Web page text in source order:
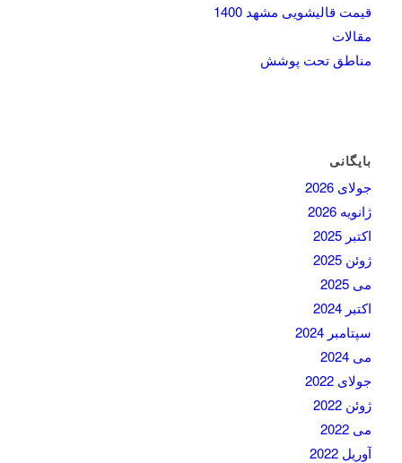
قیمت قالیشویی مشهد 1400
مقالات
مناطق تحت پوشش
بایگانی
جولای 2026
ژانویه 2026
اکتبر 2025
ژوئن 2025
می 2025
اکتبر 2024
سپتامبر 2024
می 2024
جولای 2022
ژوئن 2022
می 2022
آوریل 2022